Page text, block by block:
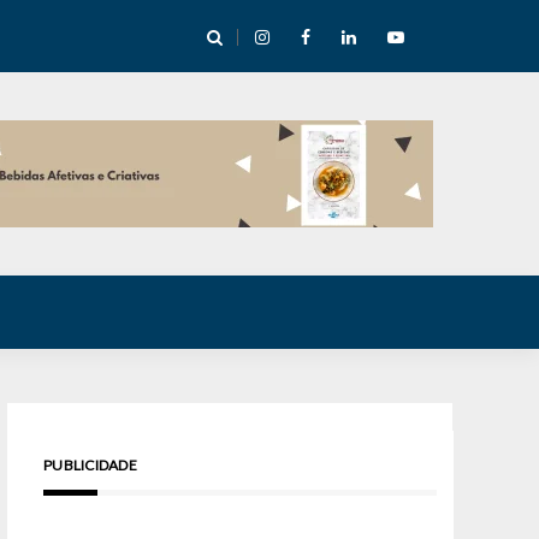
abre mentoria de storytelling com 10 vagas
PUBLICIDADE